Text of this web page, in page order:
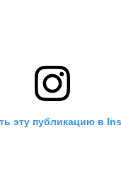
эту публикацию в